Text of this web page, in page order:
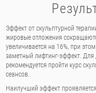
Эффект от скульптурной
жировые отложения
увеличивается на 16%, при
заметный лифтинг-эффект. Для
рекомендуется пройти курс
сеансов.
Наилучший эффект